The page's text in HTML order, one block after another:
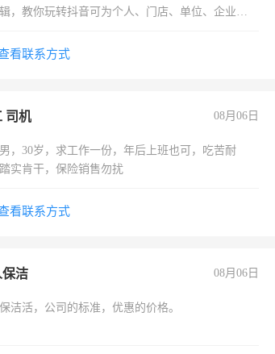
，教你玩转抖音可为个人、门店、单位、企业拍
拍摄达人！你也可以成为拍摄达人！
看联系方式
司机 08月06日
，30岁，求工作一份，年后上班也可，吃苦耐
实肯干，保险销售勿扰
看联系方式
洁 08月06日
洁活，公司的标准，优惠的价格。